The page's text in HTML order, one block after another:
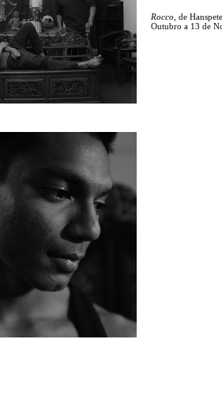
Rocco , de
Outubro a 13 de